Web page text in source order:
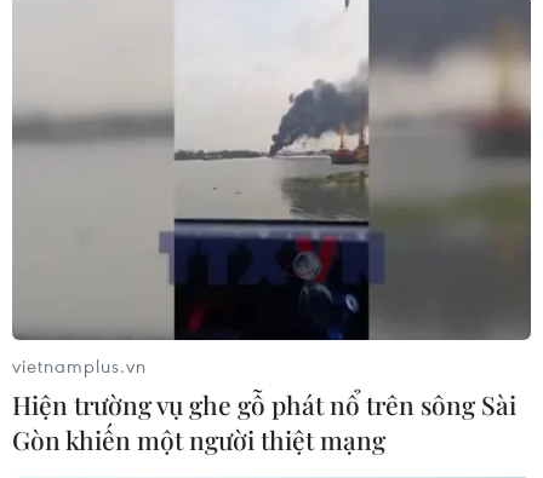
vietnamplus.vn
Hiện trường vụ ghe gỗ phát nổ trên sông Sài
Gòn khiến một người thiệt mạng